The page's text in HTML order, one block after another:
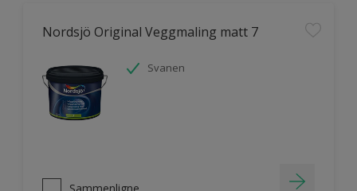
Nordsjö Original Veggmaling matt 7
Svanen
Sammenligne